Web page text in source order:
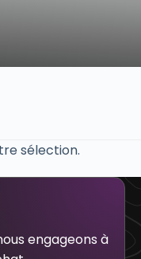
sélection.
engageons à